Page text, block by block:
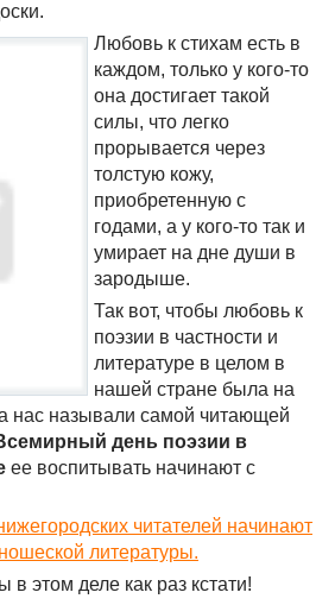
Любовь к стихам есть в
каждом, только у кого-то
она достигает такой
силы, что легко
прорывается через
толстую кожу,
приобретенную с
годами, а у кого-то так и
умирает на дне души в
зародыше.
Так вот, чтобы любовь к
поэзии в частности и
литературе в целом в
нашей стране была на
нас называли самой читающей
день поэзии в
ее воспитывать начинают с
читателей начинают
литературы.
в этом деле как раз кстати!